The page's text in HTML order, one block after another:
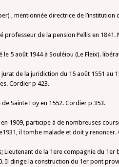
, mentionnée directrice de
professeur de la pension Pellis en 1841.
le 5 août 1944 à Souléiou (Le Fleix).
jurat de la juridiction du 15 août 1551 au
Cordier p 423.
Sainte Foy en 1552. Cordier p 353.
en 1909, participe à de nombreuses
il tombe malade et doit y renoncer.
Lieutenant de la 1ere compagnie du
Il dirige la construction du 1er pont